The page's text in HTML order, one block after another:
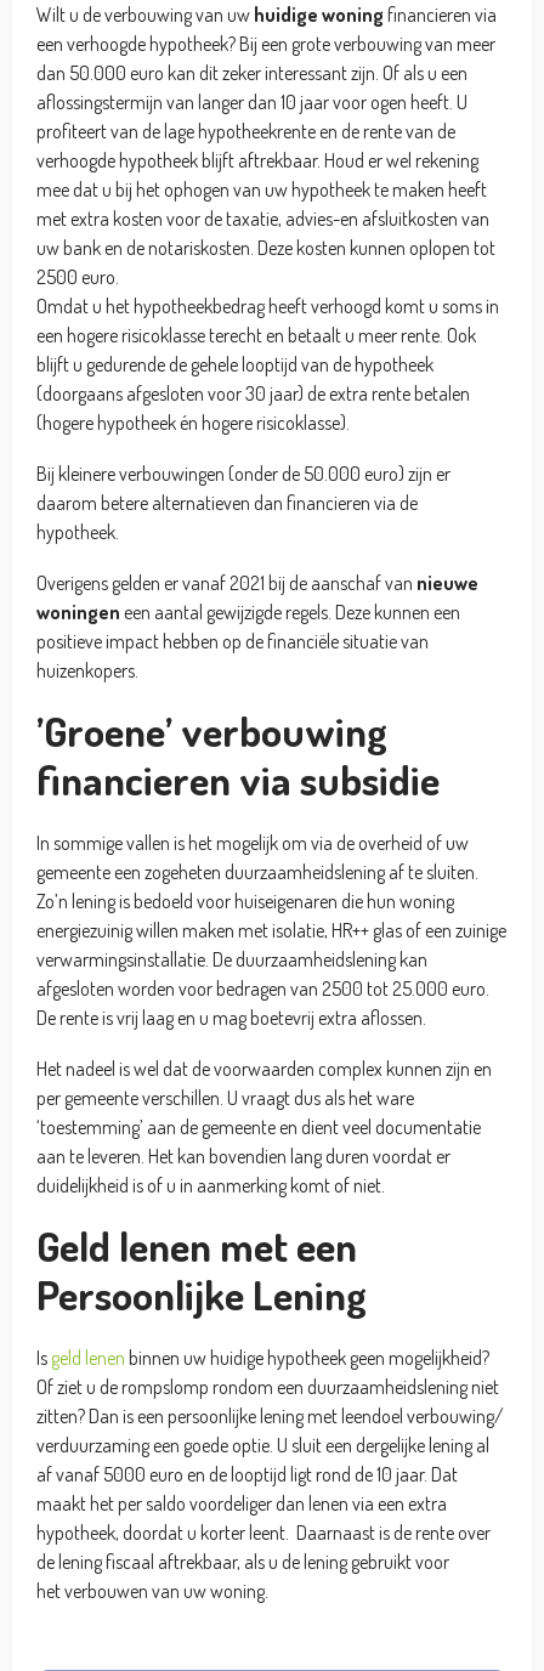
Wilt u de verbouwing van uw huidige woningfinancieren via
een verhoogde hypotheek? Bij een grote verbouwing van meer
dan 50.000 euro kan dit zeker interessant zijn. Of als u een
aflossingstermijn van langer dan 10 jaar voor ogen heeft. U
profiteert van de lage hypotheekrente en de rente van de
verhoogde hypotheek blijft aftrekbaar. Houd er wel rekening
mee dat u bij het ophogen van uw hypotheek te maken heeft
met extra kosten voor de taxatie, advies-en afsluitkosten van
uw bank en de notariskosten. Deze kosten kunnen oplopen tot
2500 euro.
Omdat u het hypotheekbedrag heeft verhoogd komt u soms in
een hogere risicoklasse terecht en betaalt u meer rente. Ook
blijft u gedurende de gehele looptijd van de hypotheek
(doorgaans afgesloten voor 30 jaar) de extra rente betalen
(hogere hypotheek én hogere risicoklasse).
Bij kleinere verbouwingen (onder de 50.000 euro) zijn er
daarom betere alternatieven dan financieren via de
hypotheek.
Overigens gelden er vanaf 2021 bij de aanschaf van nieuwe
woningen een aantal gewijzigde regels. Deze kunnen een
positieve impact hebben op de financiële situatie van
huizenkopers.
’Groene’ verbouwing
financieren via subsidie
In sommige vallen is het mogelijk om via de overheid of uw
gemeente een zogeheten duurzaamheidslening af te sluiten.
Zo’n lening is bedoeld voor huiseigenaren die hun woning
energiezuinig willen maken met isolatie, HR++ glas of een zuinige
verwarmingsinstallatie. De duurzaamheidslening kan
afgesloten worden voor bedragen van 2500 tot 25.000 euro.
De rente is vrij laag en u mag boetevrij extra aflossen.
Het nadeel is wel dat de voorwaarden complex kunnen zijn en
per gemeente verschillen. U vraagt dus als het ware
‘toestemming’ aan de gemeente en dient veel documentatie
aan te leveren. Het kan bovendien lang duren voordat er
duidelijkheid is of u in aanmerking komt of niet.
Geld lenen met een
Persoonlijke Lening
Is geld lenen binnen uw huidige hypotheek geen mogelijkheid?
Of ziet u de rompslomp rondom een duurzaamheidslening niet
zitten? Dan is een persoonlijke lening met leendoel verbouwing/
verduurzaming een goede optie. U sluit een dergelijke lening al
af vanaf 5000 euro en de looptijd ligt rond de 10 jaar. Dat
maakt het per saldo voordeliger dan lenen via een extra
hypotheek, doordat u korter leent. Daarnaast is de rente over
de lening fiscaal aftrekbaar, als u de lening gebruikt voor
het verbouwen van uw woning.